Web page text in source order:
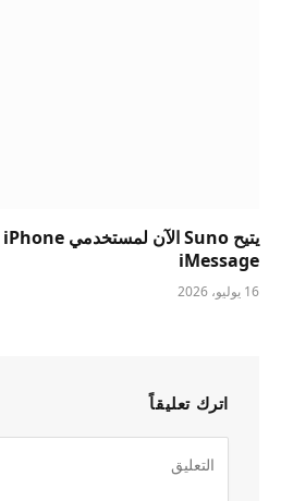
iMessage
16 يوليو، 2026
اترك تعليقاً